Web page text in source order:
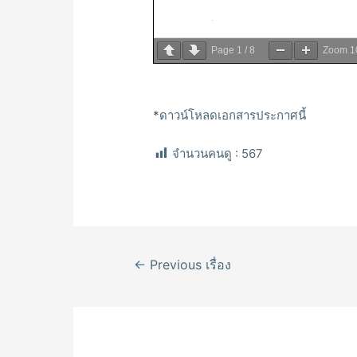
Page 1 /8 Zoom
*ดาวน์โหลดเอกสารประกาศนี้
จำนวนคนดู : 567
← Previous เรื่อง